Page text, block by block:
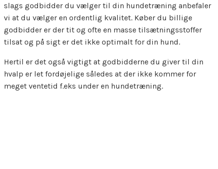
slags godbidder du vælger til din hundetræning anbefaler
vi at du vælger en ordentlig kvalitet. Køber du billige
godbidder er der tit og ofte en masse tilsætningsstoffer
tilsat og på sigt er det ikke optimalt for din hund.
Hertil er det også vigtigt at godbidderne du giver til din
hvalp er let fordøjelige således at der ikke kommer for
meget ventetid f.eks under en hundetræning.